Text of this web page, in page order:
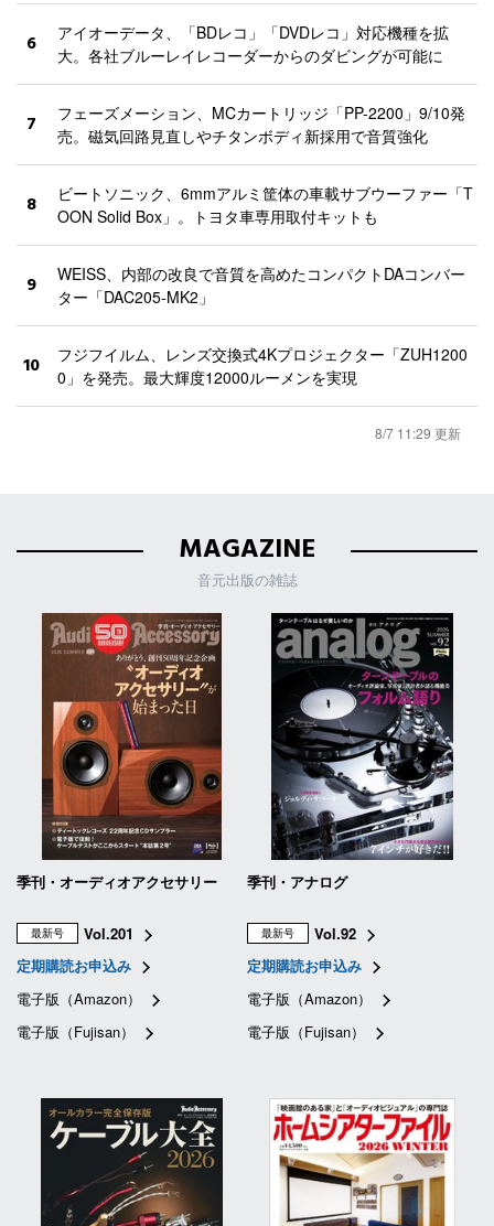
6
アイオーデータ、「BDレコ」「DVDレコ」対応機種を拡
大。各社ブルーレイレコーダーからのダビングが可能に
7
フェーズメーション、MCカートリッジ「PP-2200」9/10発
売。磁気回路見直しやチタンボディ新採用で音質強化
8
ビートソニック、6mmアルミ筐体の車載サブウーファー「T
OON Solid Box」。トヨタ車専用取付キットも
9
WEISS、内部の改良で音質を高めたコンパクトDAコンバー
ター「DAC205-MK2」
10
フジフイルム、レンズ交換式4Kプロジェクター「ZUH1200
0」を発売。最大輝度12000ルーメンを実現
8/7 11:29 更新
MAGAZINE
音元出版の雑誌
季刊・オーディオアクセサリー
最新号
Vol.201
定期購読お申込み
電子版（Amazon）
電子版（Fujisan）
季刊・アナログ
最新号
Vol.92
定期購読お申込み
電子版（Amazon）
電子版（Fujisan）